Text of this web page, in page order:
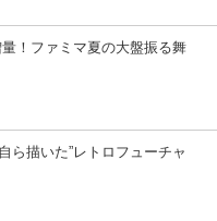
！ファミマ夏の大盤振る舞
ら描いた”レトロフューチャ